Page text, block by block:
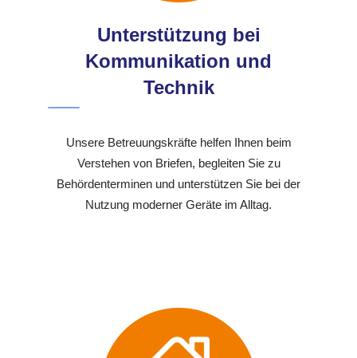
Unterstützung bei
Kommunikation und
Technik
Unsere Betreuungskräfte helfen Ihnen beim
Verstehen von Briefen, begleiten Sie zu
Behördenterminen und unterstützen Sie bei der
Nutzung moderner Geräte im Alltag.